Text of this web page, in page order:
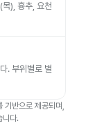
), 흉추, 요천
. 부위별로 별
반으로 제공되며,
니다.